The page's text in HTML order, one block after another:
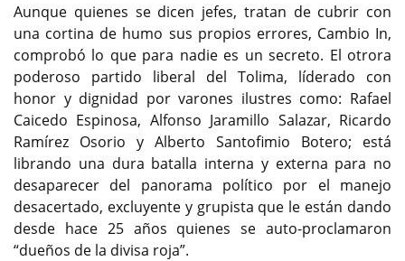
Aunque quienes se dicen jefes, tratan de cubrir con
una cortina de humo sus propios errores, Cambio In,
comprobó lo que para nadie es un secreto. El otrora
poderoso partido liberal del Tolima, líderado con
honor y dignidad por varones ilustres como: Rafael
Caicedo Espinosa, Alfonso Jaramillo Salazar, Ricardo
Ramírez Osorio y Alberto Santofimio Botero; está
librando una dura batalla interna y externa para no
desaparecer del panorama político por el manejo
desacertado, excluyente y grupista que le están dando
desde hace 25 años quienes se auto-proclamaron
“dueños de la divisa roja”.